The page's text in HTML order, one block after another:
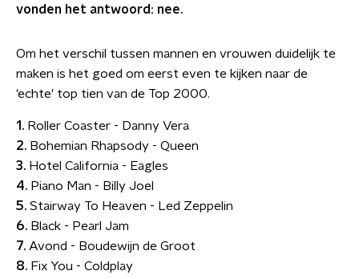
vonden het antwoord: nee.
Om het verschil tussen mannen en vrouwen duidelijk te
maken is het goed om eerst even te kijken naar de
'echte' top tien van de Top 2000.
1. Roller Coaster - Danny Vera
2. Bohemian Rhapsody - Queen
3. Hotel California - Eagles
4. Piano Man - Billy Joel
5. Stairway To Heaven - Led Zeppelin
6. Black - Pearl Jam
7. Avond - Boudewijn de Groot
8. Fix You - Coldplay